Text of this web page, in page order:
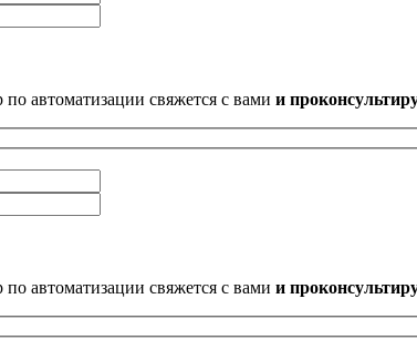
автоматизации свяжется с вами и
автоматизации свяжется с вами и